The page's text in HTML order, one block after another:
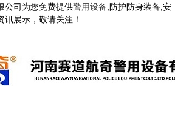
公司为您免费提供警用设备,防护防身装备,安
展示，敬请关注！